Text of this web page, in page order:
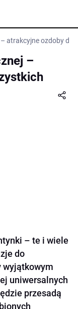
atrakcyjne ozdoby dla
–
– te i wiele
do
wyjątkowym
uniwersalnych
przesadą